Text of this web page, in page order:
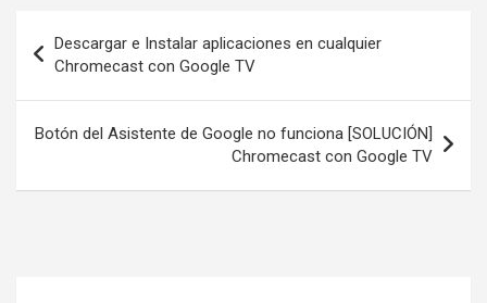
de
entradas
Descargar e Instalar aplicaciones en cualquier
Chromecast con Google TV
Botón del Asistente de Google no funciona [SOLUCIÓN]
Chromecast con Google TV